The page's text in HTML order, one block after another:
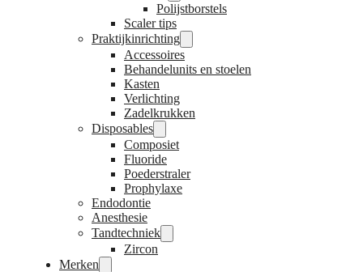
Polijstborstels
Scaler tips
Praktijkinrichting
Accessoires
Behandelunits en stoelen
Kasten
Verlichting
Zadelkrukken
Disposables
Composiet
Fluoride
Poederstraler
Prophylaxe
Endodontie
Anesthesie
Tandtechniek
Zircon
Merken